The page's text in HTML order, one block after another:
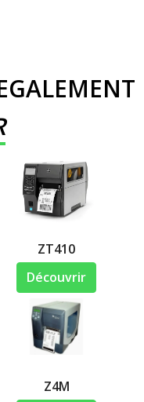
ZT410
Découvrir
Z4M